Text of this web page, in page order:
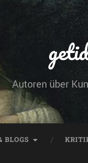
Autoren über
BLOGS